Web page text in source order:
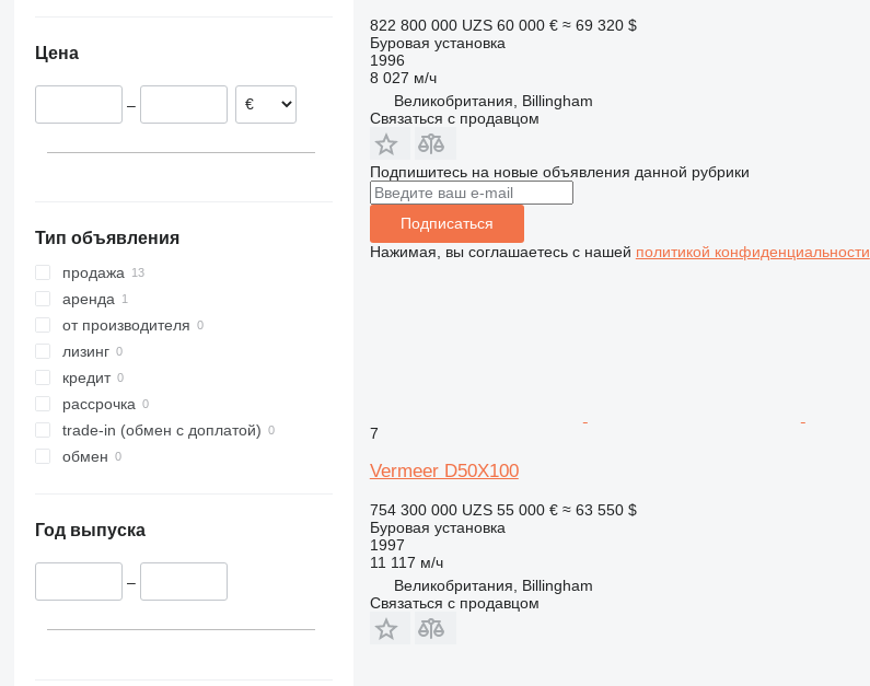
Польша
Германия
Цена
–
Тип объявления
продажа
аренда
от производителя
лизинг
кредит
рассрочка
trade-in (обмен с доплатой)
обмен
Год выпуска
–
822 800 000 UZS 60 000 € ≈ 69 320 $
Буровая установка
1996
8 027 м/ч
Великобритания, Billingham
Связаться с продавцом
Подпишитесь на новые объявления данной рубрики
Подписаться
Нажимая, вы соглашаетесь с нашей политикой конфиденциальности
7
Vermeer D50X100
754 300 000 UZS 55 000 € ≈ 63 550 $
Буровая установка
1997
11 117 м/ч
Великобритания, Billingham
Связаться с продавцом